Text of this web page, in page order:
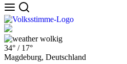
wolkig
34° / 17°
Magdeburg, Deutschland